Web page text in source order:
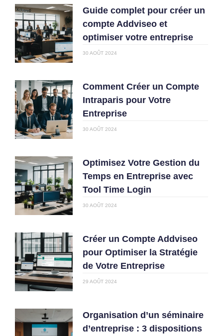
Guide complet pour créer un
compte Addviseo et
optimiser votre entreprise
30 AOÛT 2024
Comment Créer un Compte
Intraparis pour Votre
Entreprise
30 AOÛT 2024
Optimisez Votre Gestion du
Temps en Entreprise avec
Tool Time Login
30 AOÛT 2024
Créer un Compte Addviseo
pour Optimiser la Stratégie
de Votre Entreprise
29 AOÛT 2024
Organisation d’un séminaire
d’entreprise : 3 dispositions